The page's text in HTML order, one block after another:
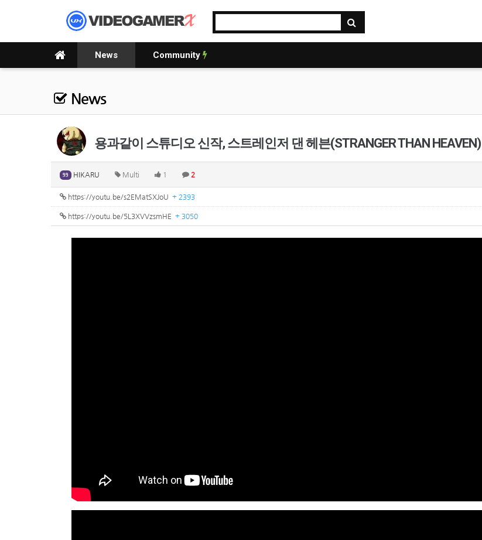
News Community
News
용과같이 스튜디오 신작, 스트레인저 댄 헤븐(STRANGER THAN HEAVEN) -
99 HIKARU Multi 1 2
https://youtu.be/s2EMatSXJoU + 2393
https://youtu.be/5L3XVVzsmHE + 3050